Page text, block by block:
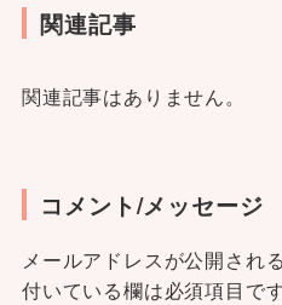
関連記事
関連記事はありません。
コメント/メッセージ
メールアドレスが公開され
付いている欄は必須項目で